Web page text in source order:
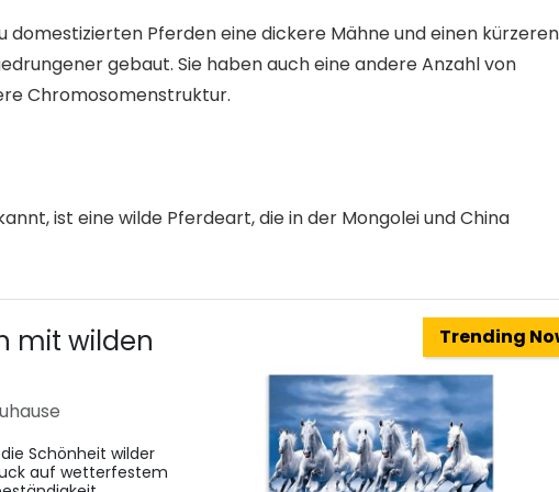
domestizierten Pferden eine dickere Mähne und einen kürzeren
gebaut. Sie haben auch eine andere Anzahl von
Chromosomenstruktur.
ist eine wilde Pferdeart, die in der Mongolei und China
Trending
mit wilden
Schönheit wilder
auf wetterfestem